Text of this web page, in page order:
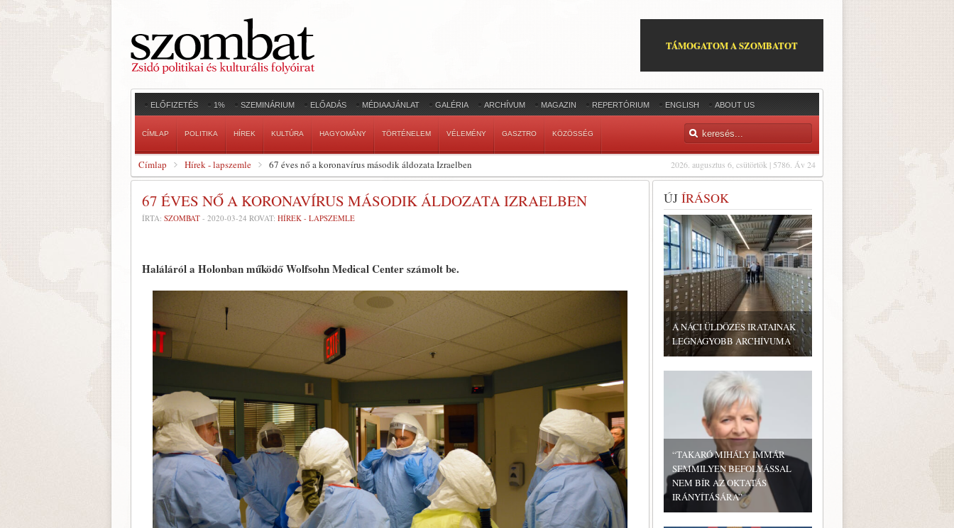
TÁMOGATOM A SZOMBATOT
ELŐFIZETÉS 1% SZEMINÁRIUM ELŐADÁS MÉDIAAJÁNLAT GALÉRIA ARCHÍVUM MAGAZIN REPERTÓRIUM ENGLISH ABOUT US
CÍMLAP POLITIKA HÍREK KULTÚRA HAGYOMÁNY TÖRTÉNELEM VÉLEMÉNY GASZTRO KÖZÖSSÉG
2026. augusztus 6, csütörtök | 5786. Áv 24
Címlap Hírek - lapszemle 67 éves nő a koronavírus második áldozata Izraelben
67 ÉVES NŐ A KORONAVÍRUS MÁSODIK ÁLDOZATA IZRAELBEN
ÍRTA: SZOMBAT - 2020-03-24 ROVAT: HÍREK - LAPSZEMLE
Haláláról a Holonban működő Wolfsohn Medical Center számolt be.
ÚJ ÍRÁSOK
A NÁCI ÜLDÖZÉS IRATAINAK
LEGNAGYOBB ARCHÍVUMA
“TAKARÓ MIHÁLY IMMÁR
SEMMILYEN BEFOLYÁSSAL
NEM BÍR AZ OKTATÁS
IRÁNYÍTÁSÁRA”